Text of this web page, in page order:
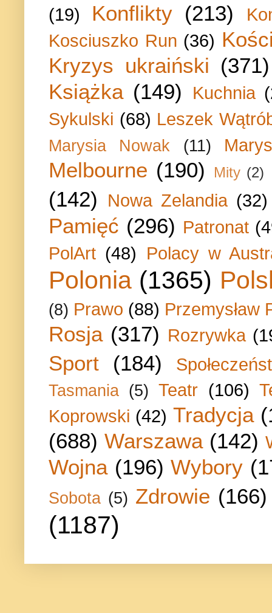
(19) Konflikty (213)
Kosciuszko Run (36)
Kryzys ukraiński (371)
Książka (149) Kuchnia
Sykulski (68) Leszek
Marysia Nowak (11)
Melbourne (190) Mity (2)
(142) Nowa Zelandia (32)
Pamięć (296) Patronat
PolArt (48) Polacy w
Polonia (1365)
(8) Prawo (88) Przemysław
Rosja (317) Rozrywka
Sport (184)
Tasmania (5) Teatr (106)
Koprowski (42) Tradycja
(688) Warszawa (142)
Wojna (196) Wybory
Sobota (5) Zdrowie (166)
(1187)